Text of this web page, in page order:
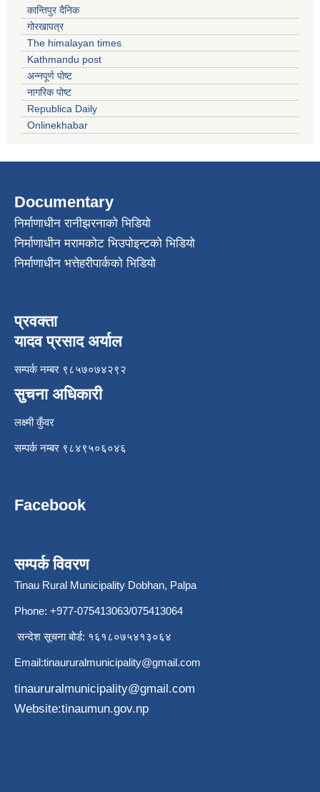
कान्तिपुर दैनिक
गोरखापत्र
The himalayan times
Kathmandu post
अन्नपूर्ण पोष्ट
नागरिक पोष्ट
Republica Daily
Onlinekhabar
Documentary
निर्माणाधीन रानीझरनाको भिडियो
निर्माणाधीन मरामकोट भिउपोइन्टको भिडियो
निर्माणाधीन भत्तेहरीपार्कको भिडियो
प्रवक्ता
यादव प्रसाद अर्याल
सम्पर्क नम्बर ९८५७०७४२९२
सुचना अधिकारी
लक्ष्मी कुँवर
सम्पर्क नम्बर ९८४९५०६०४६
Facebook
सम्पर्क विवरण
Tinau Rural Municipality Dobhan, Palpa
Phone: +977-075413063/075413064
सन्देश सूचना बोर्ड: १६१८०७५४१३०६४
Email:tinaururalmunicipality@gmail.com
tinaururalmunicipality@gmail.com
Website:tinaumun.gov.np